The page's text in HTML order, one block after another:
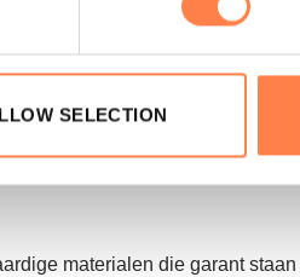
SELECTION
Pilates principes.
daarnaast gebruikt worden op
maakt ze een veelzijdige en
materialen die garant